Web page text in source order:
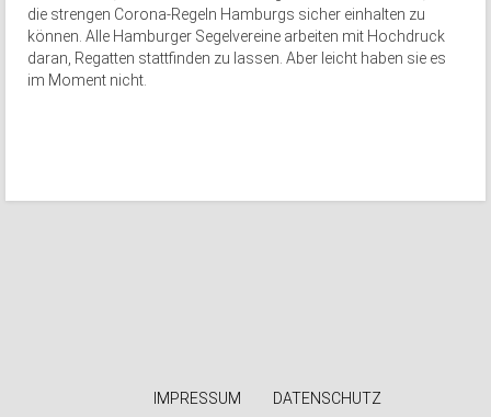
die strengen Corona-Regeln Hamburgs sicher einhalten zu
können. Alle Hamburger Segelvereine arbeiten mit Hochdruck
daran, Regatten stattfinden zu lassen. Aber leicht haben sie es
im Moment nicht.
IMPRESSUM DATENSCHUTZ